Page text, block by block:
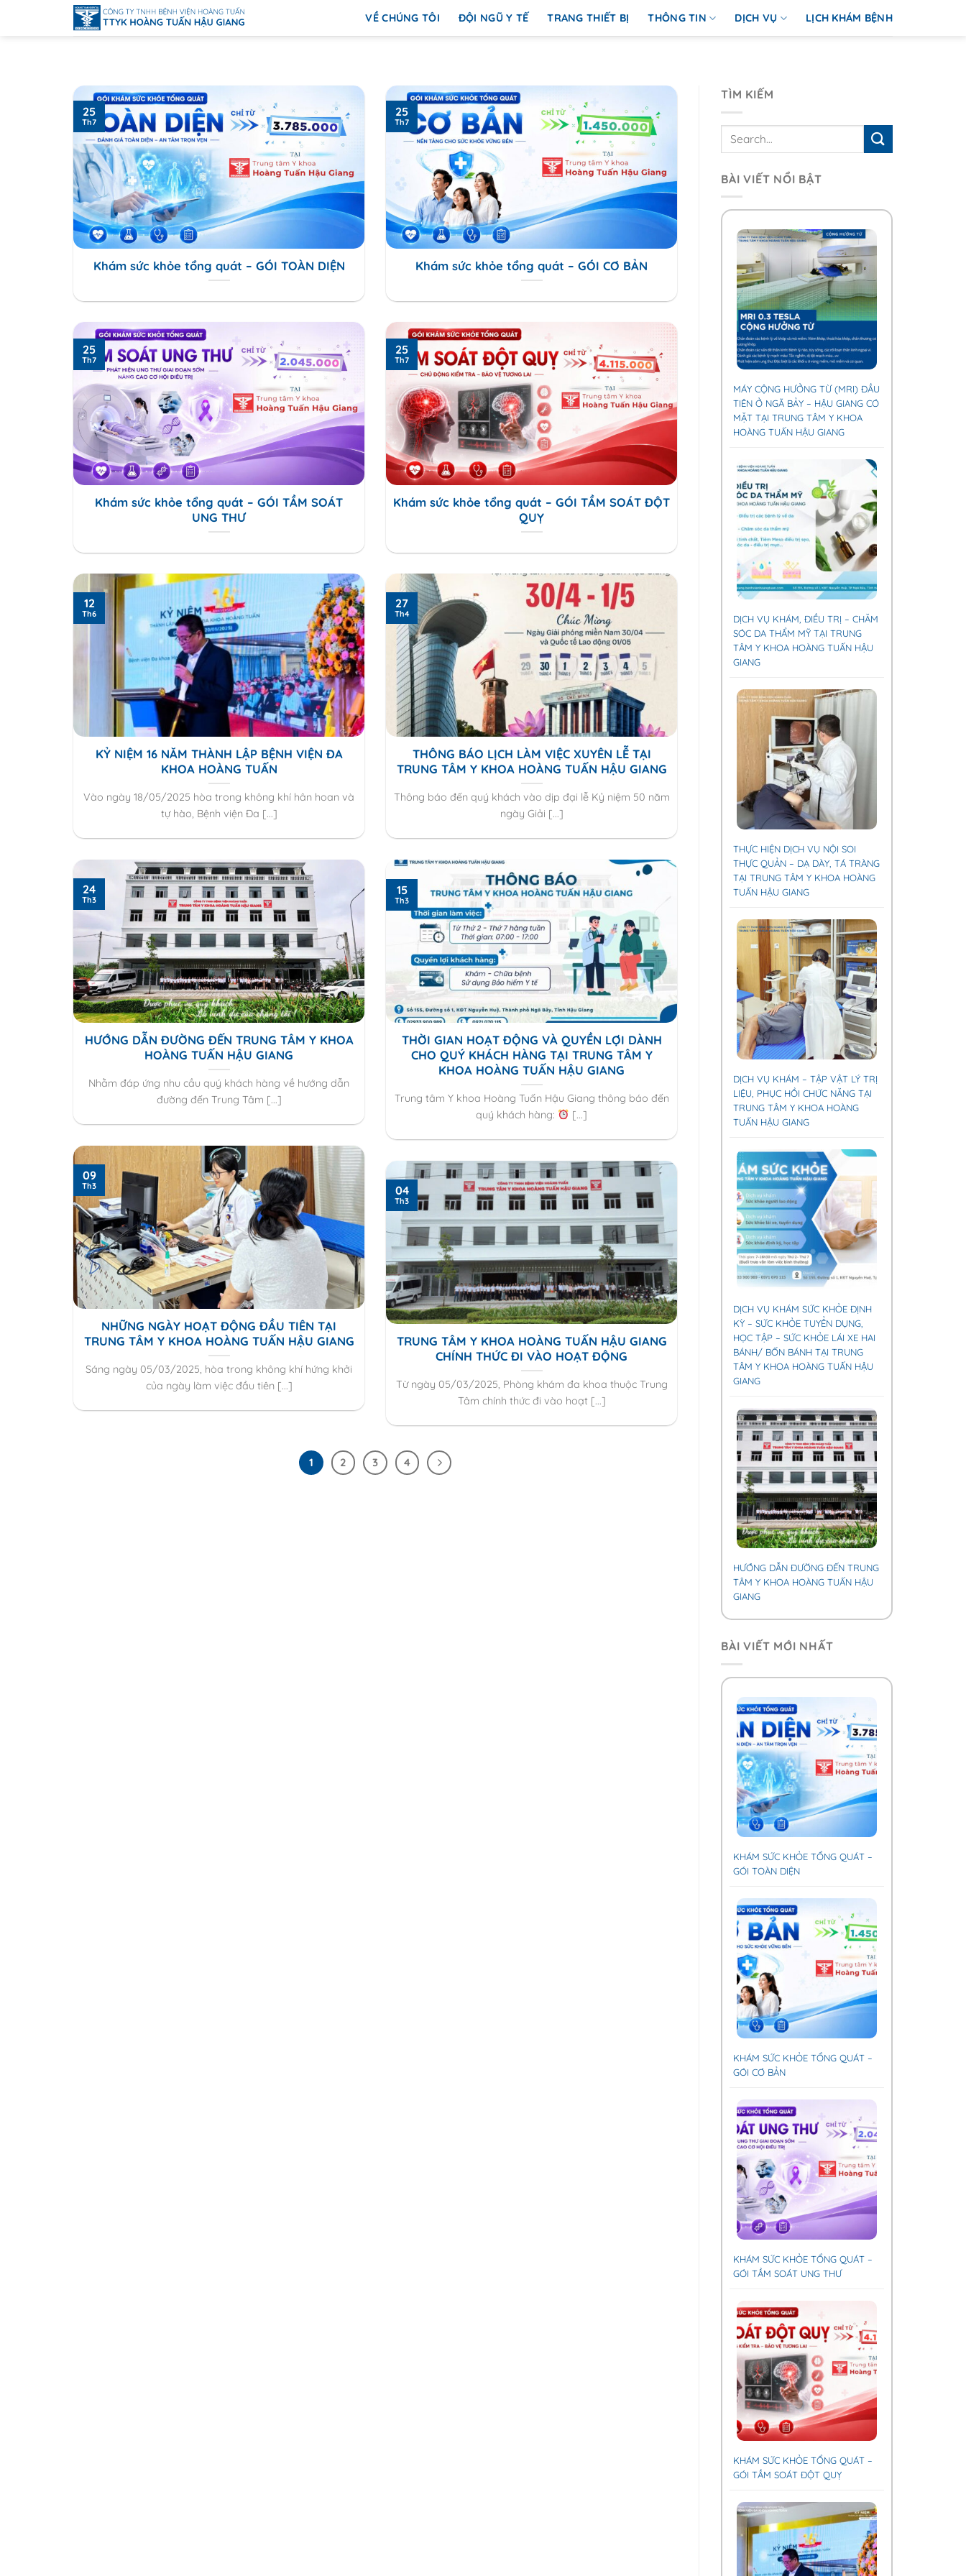
VỀ CHÚNG TÔI ĐỘI NGŨ Y TẾ TRANG THIẾT BỊ THÔNG TIN DỊCH VỤ LỊCH KHÁM BỆNH
Khám sức khỏe tổng quát – GÓI TOÀN DIỆN
25
Th7
Khám sức khỏe tổng quát – GÓI CƠ BẢN
25
Th7
Khám sức khỏe tổng quát – GÓI TẦM SOÁT
UNG THƯ
25
Th7
Khám sức khỏe tổng quát – GÓI TẦM SOÁT ĐỘT
QUỴ
25
Th7
KỶ NIỆM 16 NĂM THÀNH LẬP BỆNH VIỆN ĐA
KHOA HOÀNG TUẤN
Vào ngày 18/05/2025 hòa trong không khí hân hoan và
tự hào, Bệnh viện Đa [...]
12
Th6
THÔNG BÁO LỊCH LÀM VIỆC XUYÊN LỄ TẠI
TRUNG TÂM Y KHOA HOÀNG TUẤN HẬU GIANG
Thông báo đến quý khách vào dịp đại lễ Kỷ niệm 50 năm
ngày Giải [...]
27
Th4
HƯỚNG DẪN ĐƯỜNG ĐẾN TRUNG TÂM Y KHOA
HOÀNG TUẤN HẬU GIANG
Nhằm đáp ứng nhu cầu quý khách hàng về hướng dẫn
đường đến Trung Tâm [...]
24
Th3
THỜI GIAN HOẠT ĐỘNG VÀ QUYỀN LỢI DÀNH
CHO QUÝ KHÁCH HÀNG TẠI TRUNG TÂM Y
KHOA HOÀNG TUẤN HẬU GIANG
Trung tâm Y khoa Hoàng Tuấn Hậu Giang thông báo đến
quý khách hàng:
[...]
15
Th3
NHỮNG NGÀY HOẠT ĐỘNG ĐẦU TIÊN TẠI
TRUNG TÂM Y KHOA HOÀNG TUẤN HẬU GIANG
Sáng ngày 05/03/2025, hòa trong không khí hứng khởi
của ngày làm việc đầu tiên [...]
09
Th3
TRUNG TÂM Y KHOA HOÀNG TUẤN HẬU GIANG
CHÍNH THỨC ĐI VÀO HOẠT ĐỘNG
Từ ngày 05/03/2025, Phòng khám đa khoa thuộc Trung
Tâm chính thức đi vào hoạt [...]
04
Th3
1 2 3 4
TÌM KIẾM
BÀI VIẾT NỔI BẬT
MÁY CỘNG HƯỞNG TỪ (MRI) ĐẦU
TIÊN Ở NGÃ BẢY – HẬU GIANG CÓ
MẶT TẠI TRUNG TÂM Y KHOA
HOÀNG TUẤN HẬU GIANG
DỊCH VỤ KHÁM, ĐIỀU TRỊ – CHĂM
SÓC DA THẨM MỸ TẠI TRUNG
TÂM Y KHOA HOÀNG TUẤN HẬU
GIANG
THỰC HIỆN DỊCH VỤ NỘI SOI
THỰC QUẢN – DẠ DÀY, TÁ TRÀNG
TẠI TRUNG TÂM Y KHOA HOÀNG
TUẤN HẬU GIANG
DỊCH VỤ KHÁM – TẬP VẬT LÝ TRỊ
LIỆU, PHỤC HỒI CHỨC NĂNG TẠI
TRUNG TÂM Y KHOA HOÀNG
TUẤN HẬU GIANG
DỊCH VỤ KHÁM SỨC KHỎE ĐỊNH
KỲ – SỨC KHỎE TUYỂN DỤNG,
HỌC TẬP – SỨC KHỎE LÁI XE HAI
BÁNH/ BỐN BÁNH TẠI TRUNG
TÂM Y KHOA HOÀNG TUẤN HẬU
GIANG
HƯỚNG DẪN ĐƯỜNG ĐẾN TRUNG
TÂM Y KHOA HOÀNG TUẤN HẬU
GIANG
BÀI VIẾT MỚI NHẤT
KHÁM SỨC KHỎE TỔNG QUÁT –
GÓI TOÀN DIỆN
KHÁM SỨC KHỎE TỔNG QUÁT –
GÓI CƠ BẢN
KHÁM SỨC KHỎE TỔNG QUÁT –
GÓI TẦM SOÁT UNG THƯ
KHÁM SỨC KHỎE TỔNG QUÁT –
GÓI TẦM SOÁT ĐỘT QUỴ